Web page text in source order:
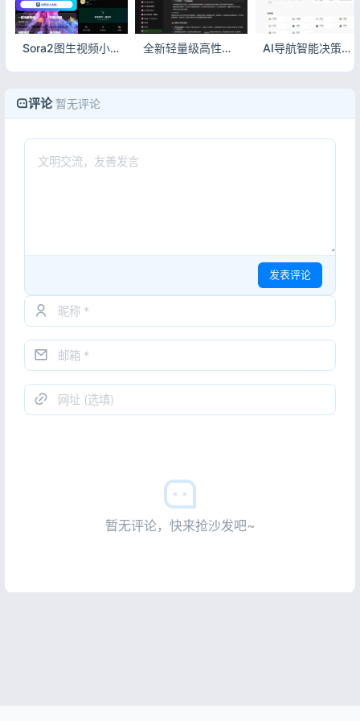
Sora2图生视频小程序源码 前后端完整 带部署教程 全新轻量级高性能跨平台AI聊天+AI网关桌面端源码 AI导航智能决策系统源码 全自动运营部署教程
评论 暂无评论
发表评论
暂无评论，快来抢沙发吧~